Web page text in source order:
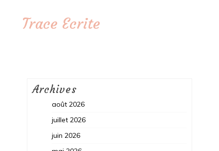
Trace Ecrite
Archives
août 2026
juillet 2026
juin 2026